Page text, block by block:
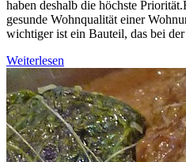
haben deshalb die höchste
gesunde Wohnqualität einer
wichtiger ist ein Bauteil, das bei der
Weiterlesen